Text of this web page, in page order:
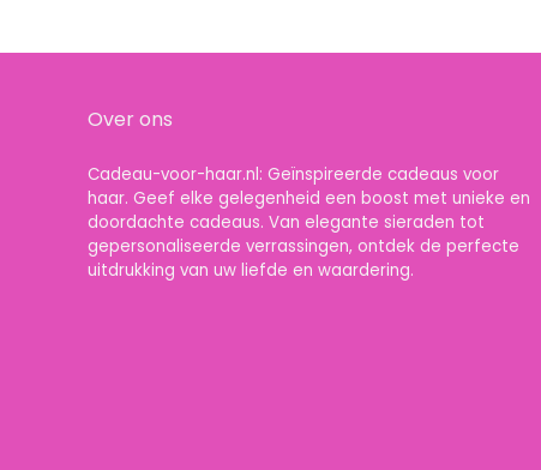
Over ons
Cadeau-voor-haar.nl: Geïnspireerde cadeaus voor
haar. Geef elke gelegenheid een boost met unieke en
doordachte cadeaus. Van elegante sieraden tot
gepersonaliseerde verrassingen, ontdek de perfecte
uitdrukking van uw liefde en waardering.